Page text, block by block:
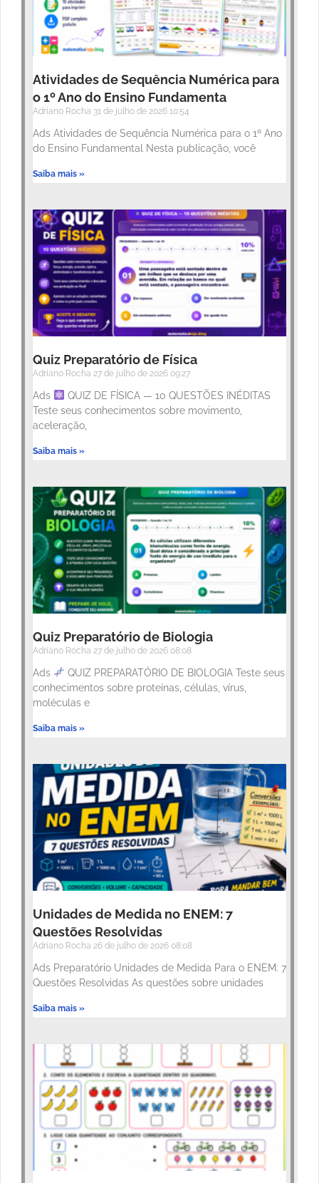
Atividades de Sequência Numérica para
o 1º Ano do Ensino Fundamenta
Adriano Rocha 31 de julho de 2026 10:54
Ads Atividades de Sequência Numérica para o 1º Ano
do Ensino Fundamental Nesta publicação, você
Saiba mais »
Quiz Preparatório de Física
Adriano Rocha 27 de julho de 2026 09:27
Ads
QUIZ DE FÍSICA — 10 QUESTÕES INÉDITAS
Teste seus conhecimentos sobre movimento,
aceleração,
Saiba mais »
Quiz Preparatório de Biologia
Adriano Rocha 27 de julho de 2026 08:08
Ads
QUIZ PREPARATÓRIO DE BIOLOGIA Teste seus
conhecimentos sobre proteínas, células, vírus,
moléculas e
Saiba mais »
Unidades de Medida no ENEM: 7
Questões Resolvidas
Adriano Rocha 26 de julho de 2026 08:08
Ads Preparatório Unidades de Medida Para o ENEM: 7
Questões Resolvidas As questões sobre unidades
Saiba mais »